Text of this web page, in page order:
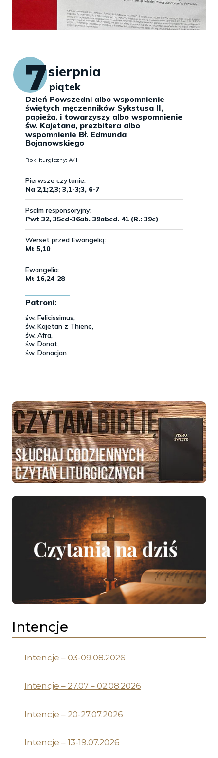
Intencje
Intencje – 03-09.08.2026
Intencje – 27.07 – 02.08.2026
Intencje – 20-27.07.2026
Intencje – 13-19.07.2026